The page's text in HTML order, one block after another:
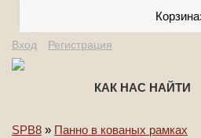
Корзина:
Вход Регистрация
КАК НАС НАЙТИ
SPB8 » Панно в кованых рамках